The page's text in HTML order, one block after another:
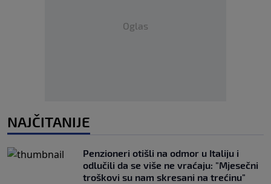
Oglas
NAJČITANIJE
Penzioneri otišli na odmor u Italiju i
odlučili da se više ne vraćaju: "Mjesečni
troškovi su nam skresani na trećinu"